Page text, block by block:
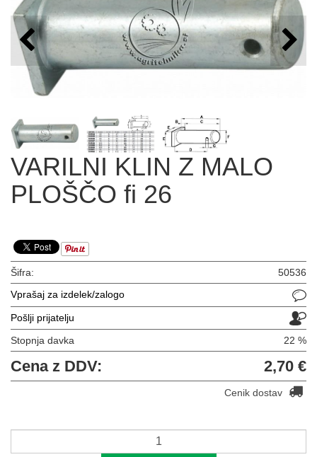
VARILNI KLIN Z MALO
PLOŠČO fi 26
Šifra:
50536
Vprašaj za izdelek/zalogo
Pošlji prijatelju
Stopnja davka 22 %
Cena z DDV: 2,70 €
Cenik dostav